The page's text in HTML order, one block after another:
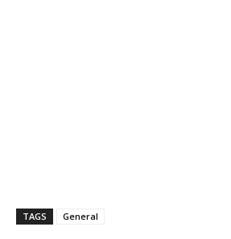
TAGS General